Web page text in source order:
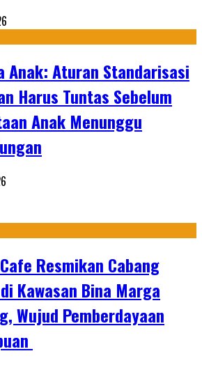
Anak: Aturan Standarisasi
Harus Tuntas Sebelum
Anak Menunggu
Resmikan Cabang
Kawasan Bina Marga
Wujud Pemberdayaan